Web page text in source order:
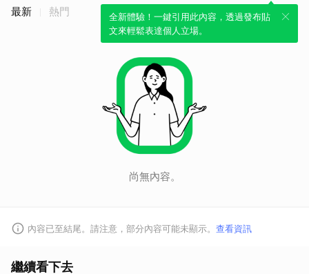
全新體驗！一鍵引用此內容，透過發布貼
文來輕鬆表達個人立場。
最新 熱門
尚無內容。
內容已至結尾。請注意，部分內容可能未顯示。 查看資訊
繼續看下去